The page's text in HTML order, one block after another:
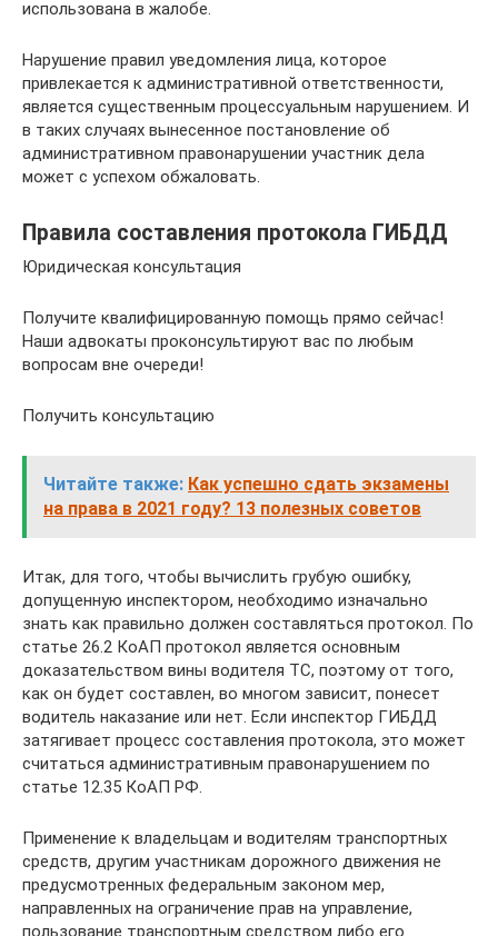
использована в жалобе.
Нарушение правил уведомления лица, которое
привлекается к административной ответственности,
является существенным процессуальным нарушением. И
в таких случаях вынесенное постановление об
административном правонарушении участник дела
может с успехом обжаловать.
Правила составления протокола ГИБДД
Юридическая консультация
Получите квалифицированную помощь прямо сейчас!
Наши адвокаты проконсультируют вас по любым
вопросам вне очереди!
Получить консультацию
Читайте также: Как успешно сдать экзамены
на права в 2021 году? 13 полезных советов
Итак, для того, чтобы вычислить грубую ошибку,
допущенную инспектором, необходимо изначально
знать как правильно должен составляться протокол. По
статье 26.2 КоАП протокол является основным
доказательством вины водителя ТС, поэтому от того,
как он будет составлен, во многом зависит, понесет
водитель наказание или нет. Если инспектор ГИБДД
затягивает процесс составления протокола, это может
считаться административным правонарушением по
статье 12.35 КоАП РФ.
Применение к владельцам и водителям транспортных
средств, другим участникам дорожного движения не
предусмотренных федеральным законом мер,
направленных на ограничение прав на управление,
пользование транспортным средством либо его